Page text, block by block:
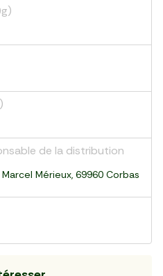
de la distribution
Marcel Mérieux, 69960 Corbas